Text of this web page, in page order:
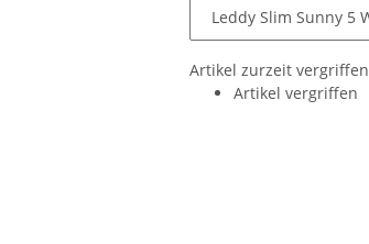
Artikel zurzeit vergriffen
Artikel vergriffen